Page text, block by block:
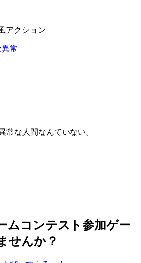
アクション
常な人間なんていない。
ムコンテスト参加ゲー
せんか？